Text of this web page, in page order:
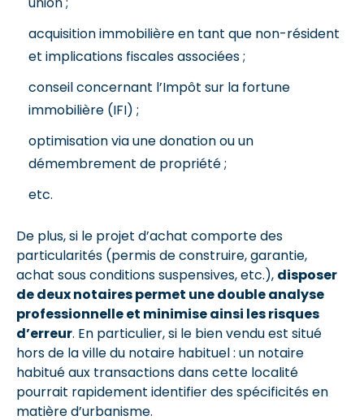
acquisition immobilière en tant que non-résident
et implications fiscales associées ;
conseil concernant l’Impôt sur la fortune
immobilière (IFI) ;
optimisation via une donation ou un
démembrement de propriété ;
etc.
De plus, si le projet d’achat comporte des
particularités (permis de construire, garantie,
achat sous conditions suspensives, etc.), disposer
de deux notaires permet une double analyse
professionnelle et minimise ainsi les risques
d’erreur. En particulier, si le bien vendu est situé
hors de la ville du notaire habituel : un notaire
habitué aux transactions dans cette localité
pourrait rapidement identifier des spécificités en
matière d’urbanisme.